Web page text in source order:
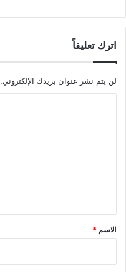
اترك تعليقاً
لن يتم نشر عنوان بريدك الإلكتروني.
*
الاسم *